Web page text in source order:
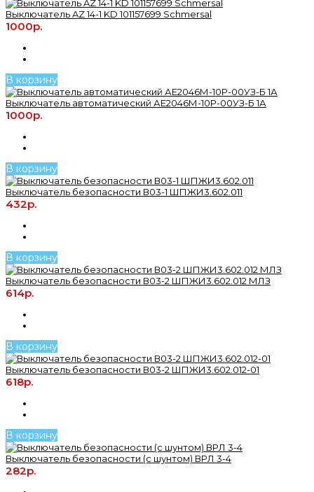
Выключатель AZ 14-1 KD 101157699 Schmersal
1000р.
В корзину
Выключатель автоматический АЕ2046М-10Р-00УЗ-Б 1А
1000р.
В корзину
Выключатель безопасности В03-1 ШПЖИ3.602.011
432р.
В корзину
Выключатель безопасности В03-2 ШПЖИ3.602.012 МЛЗ
614р.
В корзину
Выключатель безопасности В03-2 ШПЖИ3.602.012-01
618р.
В корзину
Выключатель безопасности (с шунтом) ВРЛ 3-4
282р.